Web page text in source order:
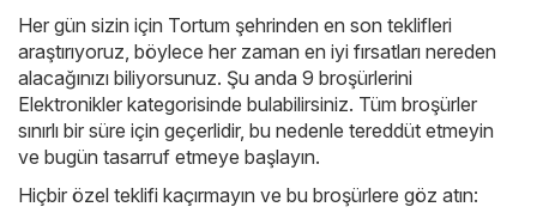
Her gün sizin için Tortum şehrinden en son teklifleri
araştırıyoruz, böylece her zaman en iyi fırsatları nereden
alacağınızı biliyorsunuz. Şu anda 9 broşürlerini
Elektronikler kategorisinde bulabilirsiniz. Tüm broşürler
sınırlı bir süre için geçerlidir, bu nedenle tereddüt etmeyin
ve bugün tasarruf etmeye başlayın.
Hiçbir özel teklifi kaçırmayın ve bu broşürlere göz atın: